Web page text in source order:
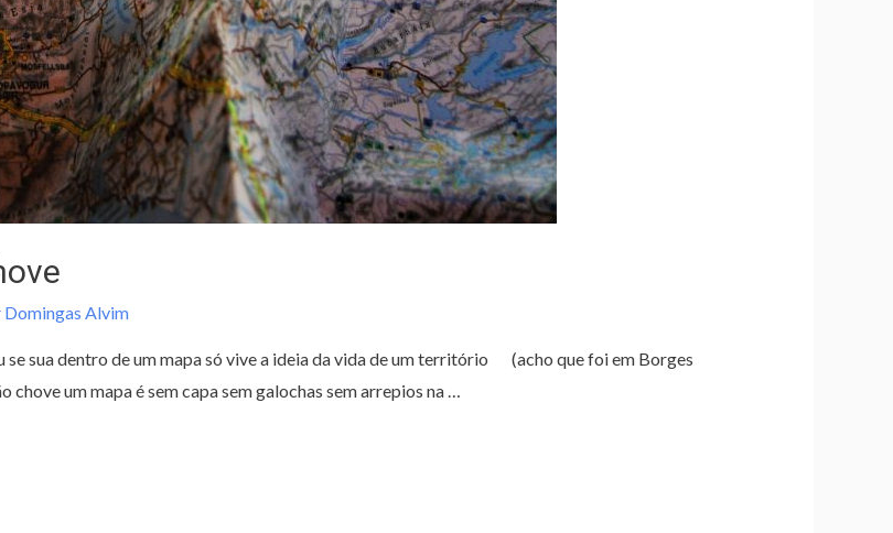
Domingas Alvim
se sua dentro de um mapa só vive a ideia da vida de um território (acho que foi em Borges
um mapa é sem capa sem galochas sem arrepios na …